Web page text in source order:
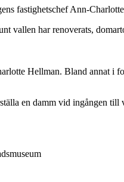
fastighetschef Ann-
vallen har renoverats,
Hellman. Bland annat i
en damm vid ingången till